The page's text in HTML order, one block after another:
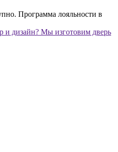
Программа лояльности в
и дизайн? Мы изготовим дверь